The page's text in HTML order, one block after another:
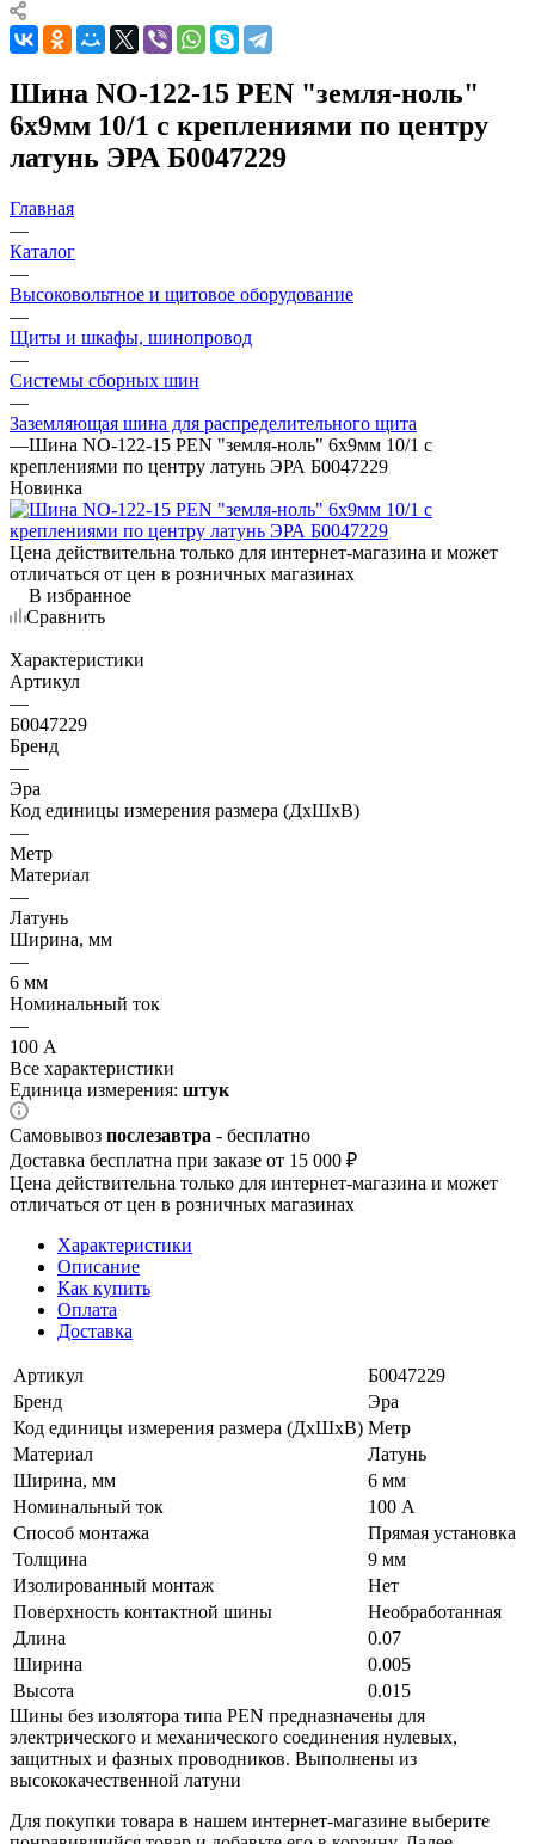
Шина NO-122-15 PEN "земля-ноль"
6х9мм 10/1 с креплениями по центру
латунь ЭРА Б0047229
Главная
—
Каталог
—
Высоковольтное и щитовое оборудование
—
Щиты и шкафы, шинопровод
—
Системы сборных шин
—
Заземляющая шина для распределительного щита
—Шина NO-122-15 PEN "земля-ноль" 6х9мм 10/1 с
креплениями по центру латунь ЭРА Б0047229
Новинка
Цена действительна только для интернет-магазина и может
отличаться от цен в розничных магазинах
В избранное
Сравнить
Характеристики
Артикул
—
Б0047229
Бренд
—
Эра
Код единицы измерения размера (ДхШхВ)
—
Метр
Материал
—
Латунь
Ширина, мм
—
6 мм
Номинальный ток
—
100 А
Все характеристики
Единица измерения: штук
Самовывоз послезавтра - бесплатно
Доставка бесплатна при заказе от 15 000 ₽
Цена действительна только для интернет-магазина и может
отличаться от цен в розничных магазинах
Характеристики
Описание
Как купить
Оплата
Доставка
Артикул
Б0047229
Бренд
Эра
Код единицы измерения размера (ДхШхВ) Метр
Материал
Латунь
Ширина, мм
6 мм
Номинальный ток
100 А
Способ монтажа
Прямая установка
Толщина
9 мм
Изолированный монтаж
Нет
Поверхность контактной шины
Необработанная
Длина
0.07
Ширина
0.005
Высота
0.015
Шины без изолятора типа PEN предназначены для
электрического и механического соединения нулевых,
защитных и фазных проводников. Выполнены из
высококачественной латуни
Для покупки товара в нашем интернет-магазине выберите